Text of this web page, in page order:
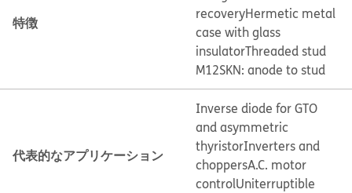
特徴
recoveryHermetic metal
case with glass
insulatorThreaded stud
M12SKN: anode to stud
代表的なアプリケーション
Inverse diode for GTO
and asymmetric
thyristorInverters and
choppersA.C. motor
controlUniterruptible